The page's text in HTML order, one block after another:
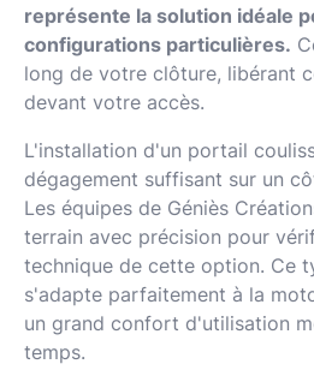
représente la solution idéale
configurations particulières.
long de votre clôture, libérant
devant votre accès.
L'installation d'un portail
dégagement suffisant sur un
Les équipes de Géniès
terrain avec précision pour
technique de cette option. Ce
s'adapte parfaitement à la
un grand confort d'utilisation
temps.